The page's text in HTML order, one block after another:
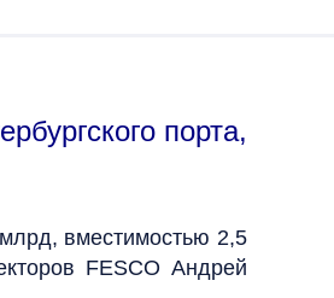
порта,
вместимостью 2,5
FESCO Андрей